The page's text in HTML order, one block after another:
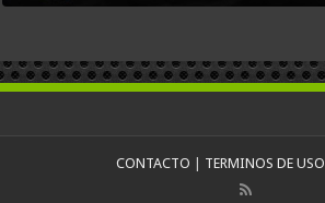
CONTACTO TERMINOS DE USO